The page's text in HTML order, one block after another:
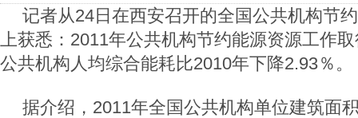
记者从24日在西安召开的全国公共机构节
上获悉：2011年公共机构节约能源资源工作
公共机构人均综合能耗比2010年下降2.93％。
据介绍，2011年全国公共机构单位建筑面